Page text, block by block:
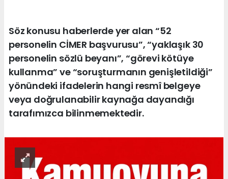
Söz konusu haberlerde yer alan “52
personelin CİMER başvurusu”, “yaklaşık 30
personelin sözlü beyanı”, “görevi kötüye
kullanma” ve “soruşturmanın genişletildiği”
yönündeki ifadelerin hangi resmî belgeye
veya doğrulanabilir kaynağa dayandığı
tarafımızca bilinmemektedir.